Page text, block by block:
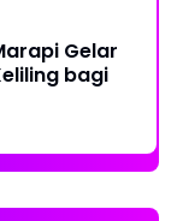
Gelar
bagi